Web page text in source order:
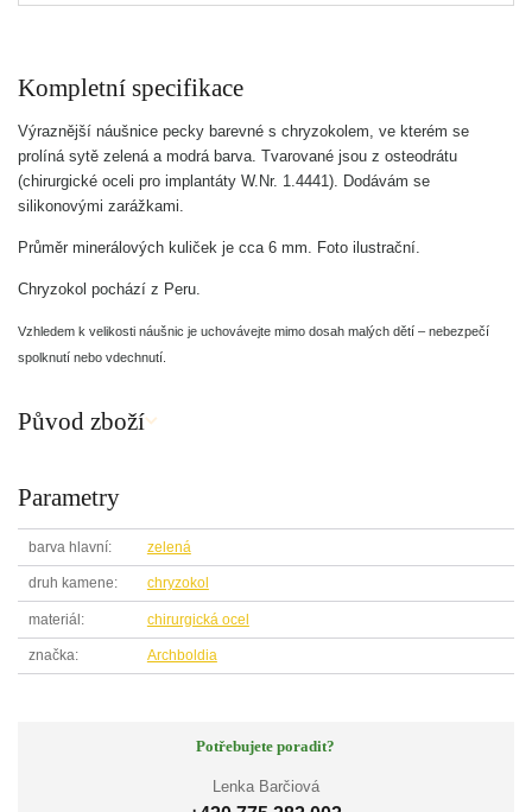
Kompletní specifikace
Výraznější náušnice pecky barevné s chryzokolem, ve kterém se
prolíná sytě zelená a modrá barva. Tvarované jsou z osteodrátu
(chirurgické oceli pro implantáty W.Nr. 1.4441). Dodávám se
silikonovými zarážkami.
Průměr minerálových kuliček je cca 6 mm. Foto ilustrační.
Chryzokol pochází z Peru.
Vzhledem k velikosti náušnic je uchovávejte mimo dosah malých dětí – nebezpečí
spolknutí nebo vdechnutí.
Původ zboží
Parametry
barva hlavní zelená
druh kamene chryzokol
materiál chirurgická ocel
značka Archboldia
Potřebujete poradit?
Lenka Barčiová